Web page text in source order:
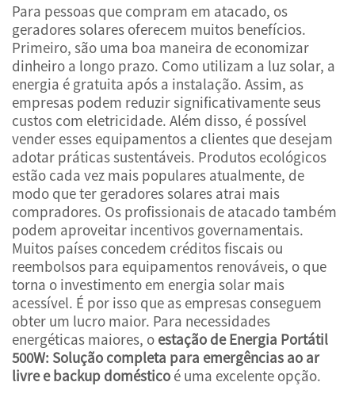
Para pessoas que compram em atacado, os
geradores solares oferecem muitos benefícios.
Primeiro, são uma boa maneira de economizar
dinheiro a longo prazo. Como utilizam a luz solar, a
energia é gratuita após a instalação. Assim, as
empresas podem reduzir significativamente seus
custos com eletricidade. Além disso, é possível
vender esses equipamentos a clientes que desejam
adotar práticas sustentáveis. Produtos ecológicos
estão cada vez mais populares atualmente, de
modo que ter geradores solares atrai mais
compradores. Os profissionais de atacado também
podem aproveitar incentivos governamentais.
Muitos países concedem créditos fiscais ou
reembolsos para equipamentos renováveis, o que
torna o investimento em energia solar mais
acessível. É por isso que as empresas conseguem
obter um lucro maior. Para necessidades
energéticas maiores, o estação de Energia Portátil
500W: Solução completa para emergências ao ar
livre e backup doméstico é uma excelente opção.